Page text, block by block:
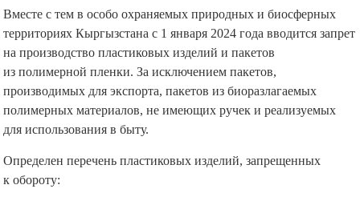
Вместе с тем в особо охраняемых природных и биосферных
территориях Кыргызстана с 1 января 2024 года вводится запрет
на производство пластиковых изделий и пакетов
из полимерной пленки. За исключением пакетов,
производимых для экспорта, пакетов из биоразлагаемых
полимерных материалов, не имеющих ручек и реализуемых
для использования в быту.
Определен перечень пластиковых изделий, запрещенных
к обороту: